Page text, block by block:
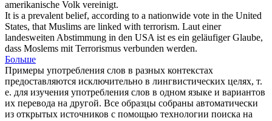
amerikanische Volk vereinigt.
It is a prevalent belief, according to a nationwide vote in the United
States, that Muslims are linked with terrorism. Laut einer
landesweiten Abstimmung in den USA ist es ein geläufiger Glaube,
dass Moslems mit Terrorismus verbunden werden.
Больше
Примеры употребления слов в разных контекстах
предоставляются исключительно в лингвистических целях, т.
е. для изучения употребления слов в одном языке и вариантов
их перевода на другой. Все образцы собраны автоматически
из открытых источников с помощью технологии поиска на